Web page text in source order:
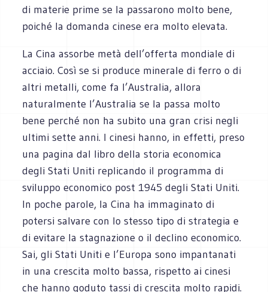
di materie prime se la passarono molto bene,
poiché la domanda cinese era molto elevata.
La Cina assorbe metà dell’offerta mondiale di
acciaio. Così se si produce minerale di ferro o di
altri metalli, come fa l’Australia, allora
naturalmente l’Australia se la passa molto
bene perché non ha subito una gran crisi negli
ultimi sette anni. I cinesi hanno, in effetti, preso
una pagina dal libro della storia economica
degli Stati Uniti replicando il programma di
sviluppo economico post 1945 degli Stati Uniti.
In poche parole, la Cina ha immaginato di
potersi salvare con lo stesso tipo di strategia e
di evitare la stagnazione o il declino economico.
Sai, gli Stati Uniti e l’Europa sono impantanati
in una crescita molto bassa, rispetto ai cinesi
che hanno goduto tassi di crescita molto rapidi.